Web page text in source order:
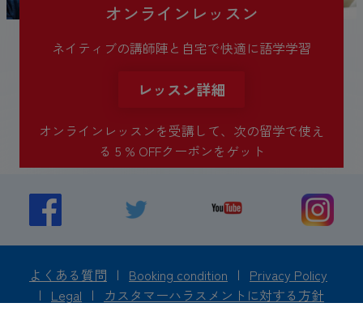
オンラインレッスン
ネイティブの講師陣と自宅で快適に語学学習
レッスン詳細
オンラインレッスンを受講して、次の留学で使え
る 5 % OFFクーポンをゲット
よくある質問 | Booking condition | Privacy Policy
| Legal |
カスタマーハラスメントに対する方針